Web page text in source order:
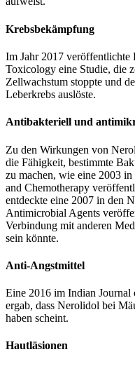
Krebsbekämpfung
Im Jahr 2017
Toxicology eine Studie, die
Zellwachstum stoppte und
Leberkrebs auslöste.
Antibakteriell und
Zu den Wirkungen von
die Fähigkeit, bestimmte
zu machen, wie eine 2003
and Chemotherapy
entdeckte eine 2007 in den
Antimicrobial Agents
Verbindung mit anderen
sein könnte.
Anti-Angstmittel
Eine 2016 im Indian
ergab, dass Nerolidol bei
haben scheint.
Hautläsionen